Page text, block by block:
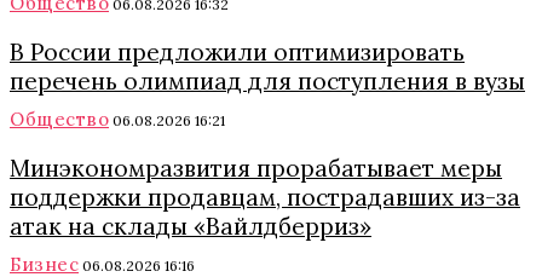
06.08.2026 16:32
В России предложили оптимизировать
перечень олимпиад для поступления в вузы
Общество 06.08.2026 16:21
Минэкономразвития прорабатывает меры
поддержки продавцам, пострадавших из-за
атак на склады «Вайлдберриз»
Бизнес 06.08.2026 16:16